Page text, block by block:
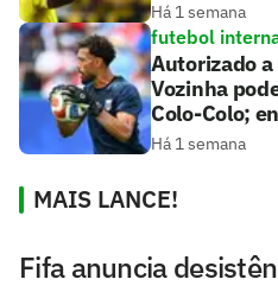
Há 1 semana
futebol
Autorizado a
Vozinha
Colo-Colo;
Há 1 semana
MAIS LANCE!
Fifa anuncia